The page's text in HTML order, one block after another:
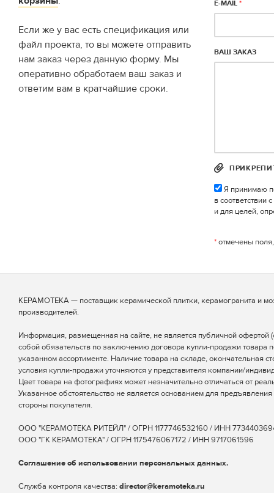
Если же у вас есть спецификация или
файл проекта, то вы можете отправить
нам заказ через данную форму. Мы
оперативно обработаем ваш заказ и
ответим вам в кратчайшие сроки.
E-MAIL *
ВАШ ЗАКАЗ
Я принимаю
в
и для целей,
*отмечены
КЕРАМОТЕКА — поставщик керамической плитки, керамогранита и
производителей.
Информация, размещенная на сайте, не является публичной офертой
собой обязательств по заключению договора купли-продажи товара
указанном ассортименте. Наличие товара на складе, окончательная
условия купли-продажи уточняются у представителя компании/
Цвет товара на фотографиях может незначительно отличаться от
Указанное обстоятельство не является основанием для
стороны покупателя.
ООО "КЕРАМОТЕКА РИТЕЙЛ" / ОГРН 1177746532160 / ИНН
ООО "ГК КЕРАМОТЕКА" / ОГРН 1175476067172 / ИНН 9717061596
Соглашение об использовании персональных данных.
Cлужба контроля качества: director@keramoteka.ru